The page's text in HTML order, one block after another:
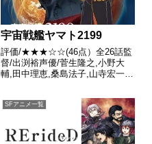
宇宙戦艦ヤマト2199
評価/★★★☆☆(46点）全26話監
督/出渕裕声優/菅生隆之,小野大
輔,田中理恵,桑島法子,山寺宏一ほ
こちら あらすじそれから8年遡る
2191年、地球人類は歴史上初め
て地球外知的生命体と接触し、両
者の間に戦端が...
SFアニメ一覧